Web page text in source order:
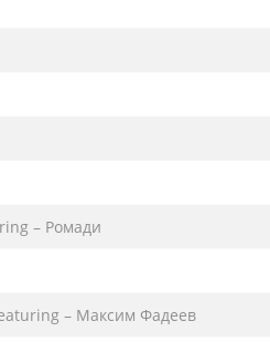
– Ромади
– Максим Фадеев